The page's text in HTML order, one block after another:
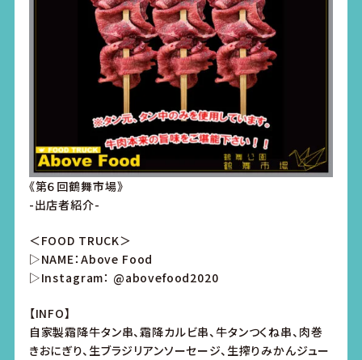
《第６回鶴舞市場》
-出店者紹介-
＜FOOD TRUCK＞
▷NAME：Above Food
▷Instagram： @abovefood2020
【INFO】
自家製霜降牛タン串、霜降カルビ串、牛タンつくね串、肉巻
きおにぎり、生ブラジリアンソーセージ、生搾りみかんジュー